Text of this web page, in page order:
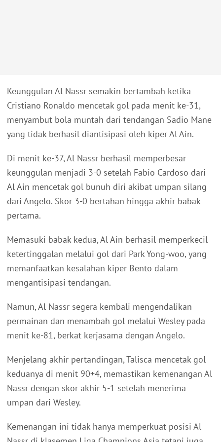
Keunggulan Al Nassr semakin bertambah ketika
Cristiano Ronaldo mencetak gol pada menit ke-31,
menyambut bola muntah dari tendangan Sadio Mane
yang tidak berhasil diantisipasi oleh kiper Al Ain.
Di menit ke-37, Al Nassr berhasil memperbesar
keunggulan menjadi 3-0 setelah Fabio Cardoso dari
Al Ain mencetak gol bunuh diri akibat umpan silang
dari Angelo. Skor 3-0 bertahan hingga akhir babak
pertama.
Memasuki babak kedua, Al Ain berhasil memperkecil
ketertinggalan melalui gol dari Park Yong-woo, yang
memanfaatkan kesalahan kiper Bento dalam
mengantisipasi tendangan.
Namun, Al Nassr segera kembali mengendalikan
permainan dan menambah gol melalui Wesley pada
menit ke-81, berkat kerjasama dengan Angelo.
Menjelang akhir pertandingan, Talisca mencetak gol
keduanya di menit 90+4, memastikan kemenangan Al
Nassr dengan skor akhir 5-1 setelah menerima
umpan dari Wesley.
Kemenangan ini tidak hanya memperkuat posisi Al